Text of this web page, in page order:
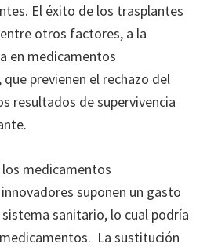
El éxito de los trasplantes
otros factores, a la
en medicamentos
previenen el rechazo del
resultados de supervivencia
medicamentos
suponen un gasto
sanitario, lo cual podría
La sustitución